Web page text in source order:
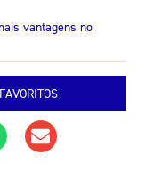
vantagens no